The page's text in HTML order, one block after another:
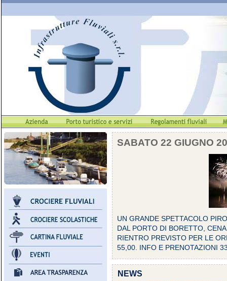
SABATO 22 GIUGNO
UN GRANDE SPETTACOLO
DAL PORTO DI BORETTO,
RIENTRO PREVISTO PER LE
55,00. INFO E PRENOTAZIONI
NEWS